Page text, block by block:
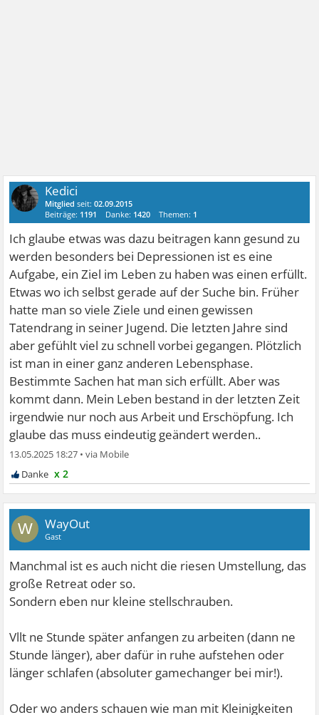
Kedici
Mitglied seit:02.09.2015
Beiträge: 1191 Danke: 1420 Themen: 1
Ich glaube etwas was dazu beitragen kann gesund zu
werden besonders bei Depressionen ist es eine
Aufgabe, ein Ziel im Leben zu haben was einen erfüllt.
Etwas wo ich selbst gerade auf der Suche bin. Früher
hatte man so viele Ziele und einen gewissen
Tatendrang in seiner Jugend. Die letzten Jahre sind
aber gefühlt viel zu schnell vorbei gegangen. Plötzlich
ist man in einer ganz anderen Lebensphase.
Bestimmte Sachen hat man sich erfüllt. Aber was
kommt dann. Mein Leben bestand in der letzten Zeit
irgendwie nur noch aus Arbeit und Erschöpfung. Ich
glaube das muss eindeutig geändert werden..
13.05.2025 18:27 •
x 2
W WayOut
Gast
Manchmal ist es auch nicht die riesen Umstellung, das
große Retreat oder so.
Sondern eben nur kleine stellschrauben.
Vllt ne Stunde später anfangen zu arbeiten (dann ne
Stunde länger), aber dafür in ruhe aufstehen oder
länger schlafen (absoluter gamechanger bei mir!).
Oder wo anders schauen wie man mit Kleinigkeiten